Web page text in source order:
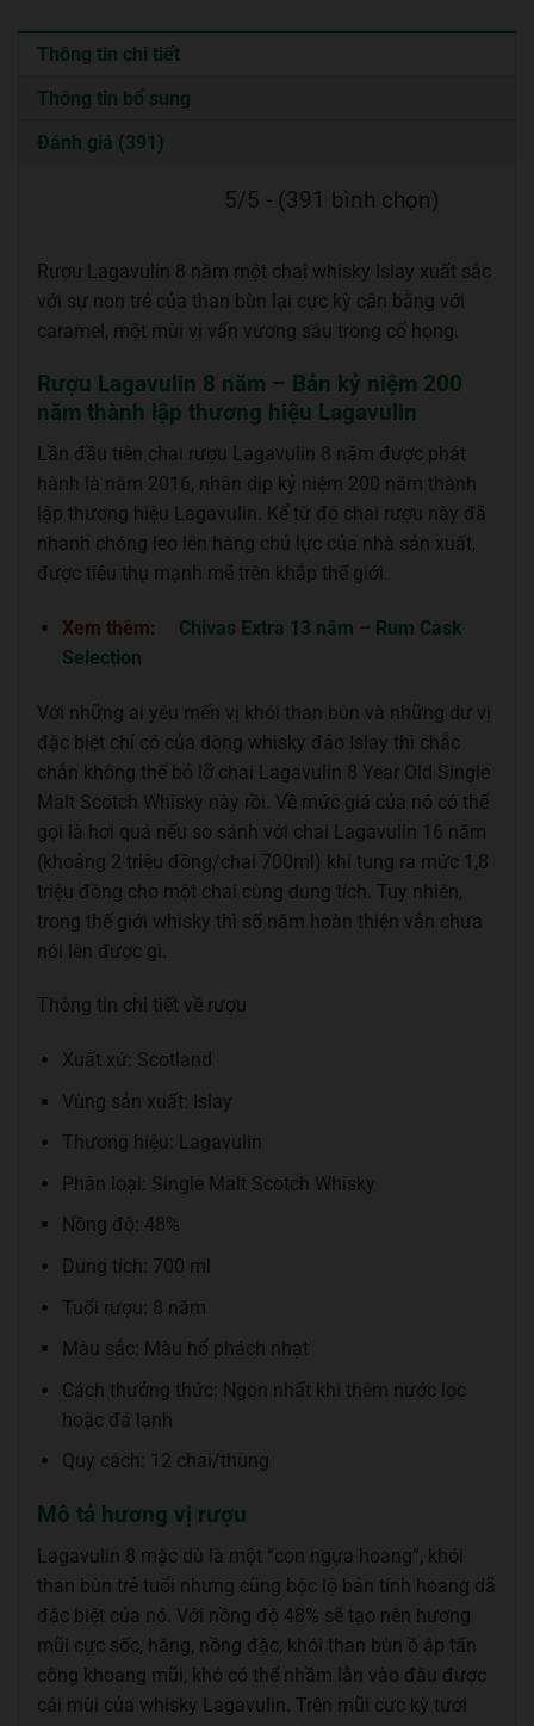
Thông tin chi tiết
Thông tin bổ sung
Đánh giá (391)
5/5 - (391 bình chọn)
Rượu Lagavulin 8 năm một chai whisky Islay xuất sắc
với sự non trẻ của than bùn lại cực kỳ cân bằng với
caramel, một mùi vị vấn vương sâu trong cổ họng.
Rượu Lagavulin 8 năm – Bản kỷ niệm 200
năm thành lập thương hiệu Lagavulin
Lần đầu tiên chai rượu Lagavulin 8 năm được phát
hành là năm 2016, nhân dịp kỷ niệm 200 năm thành
lập thương hiệu Lagavulin. Kể từ đó chai rượu này đã
nhanh chóng leo lên hàng chủ lực của nhà sản xuất,
được tiêu thụ mạnh mẽ trên khắp thế giới.
Xem thêm:
Chivas Extra 13 năm – Rum Cask
Selection
Với những ai yêu mến vị khói than bùn và những dư vị
đặc biệt chỉ có của dòng whisky đảo Islay thì chắc
chắn không thể bỏ lỡ chai Lagavulin 8 Year Old Single
Malt Scotch Whisky này rồi. Về mức giá của nó có thể
gọi là hơi quá nếu so sánh với chai Lagavulin 16 năm
(khoảng 2 triệu đồng/chai 700ml) khi tung ra mức 1,8
triệu đồng cho một chai cùng dung tích. Tuy nhiên,
trong thế giới whisky thì số năm hoàn thiện vẫn chưa
nói lên được gì.
Thông tin chi tiết về rượu
Xuất xứ: Scotland
Vùng sản xuất: Islay
Thương hiệu: Lagavulin
Phân loại: Single Malt Scotch Whisky
Nồng độ: 48%
Dung tích: 700 ml
Tuổi rượu: 8 năm
Màu sắc: Màu hổ phách nhạt
Cách thưởng thức: Ngon nhất khi thêm nước lọc
hoặc đá lạnh
Quy cách: 12 chai/thùng
Mô tả hương vị rượu
Lagavulin 8 mặc dù là một “con ngựa hoang”, khói
than bùn trẻ tuổi nhưng cũng bộc lộ bản tính hoang dã
đặc biệt của nó. Với nồng độ 48% sẽ tạo nên hương
mũi cực sốc, hăng, nồng đặc, khói than bùn ồ ập tấn
công khoang mũi, khó có thể nhầm lẫn vào đâu được
cái mùi của whisky Lagavulin. Trên mũi cực kỳ tươi